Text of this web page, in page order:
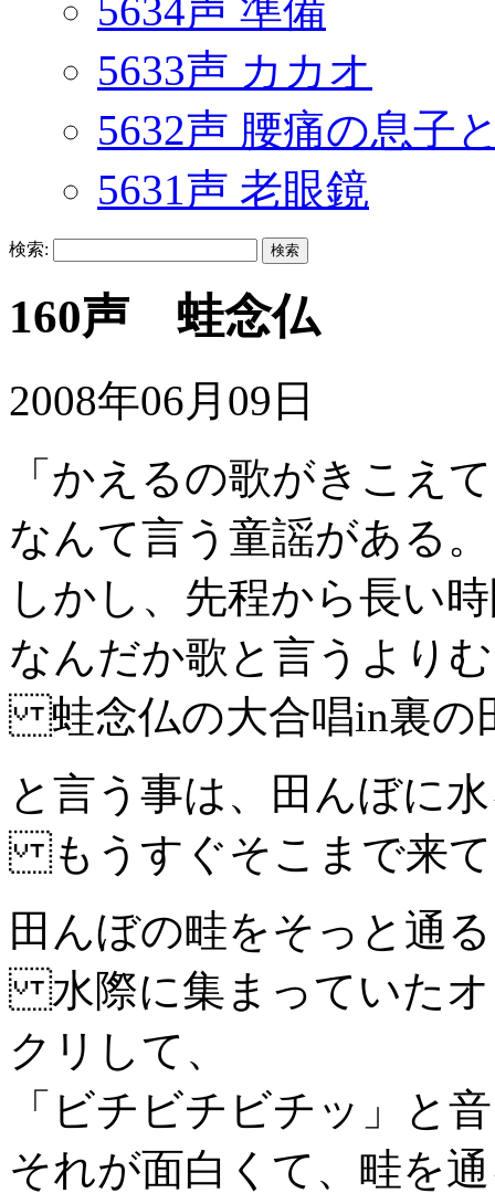
5634声 準備
5633声 カカオ
5632声 腰痛の息子
5631声 老眼鏡
検索:
160声 蛙念仏
2008年06月09日
「かえるの歌がきこえ
なんて言う童謡がある。
しかし、先程から長い
なんだか歌と言うより
蛙念仏の大合唱in裏の
と言う事は、田んぼに
もうすぐそこまで来て
田んぼの畦をそっと通
水際に集まっていたオ
クリして、
「ビチビチビチッ」と
それが面白くて、畦を